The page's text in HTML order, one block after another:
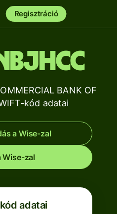
Regisztráció
BANK OF
kód adatai
a Wise-zal
Wise-zal
adatai